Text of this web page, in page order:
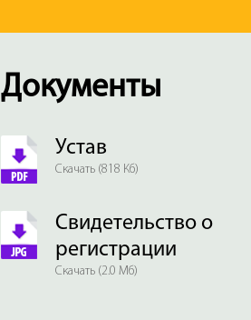
Документы
Устав
Скачать (818 Кб)
Свидетельство о
регистрации
Скачать (2.0 Мб)